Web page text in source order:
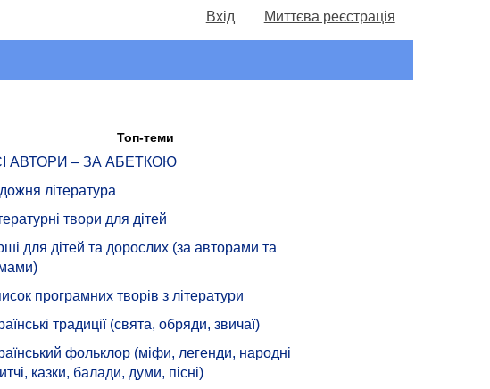
Вхід Миттєва реєстрація
Топ-теми
АВТОРИ – ЗА АБЕТКОЮ
література
твори для дітей
для дітей та дорослих (за авторами та
програмних творів з літератури
традиції (свята, обряди, звичаї)
фольклор (міфи, легенди, народні
казки, балади, думи, пісні)